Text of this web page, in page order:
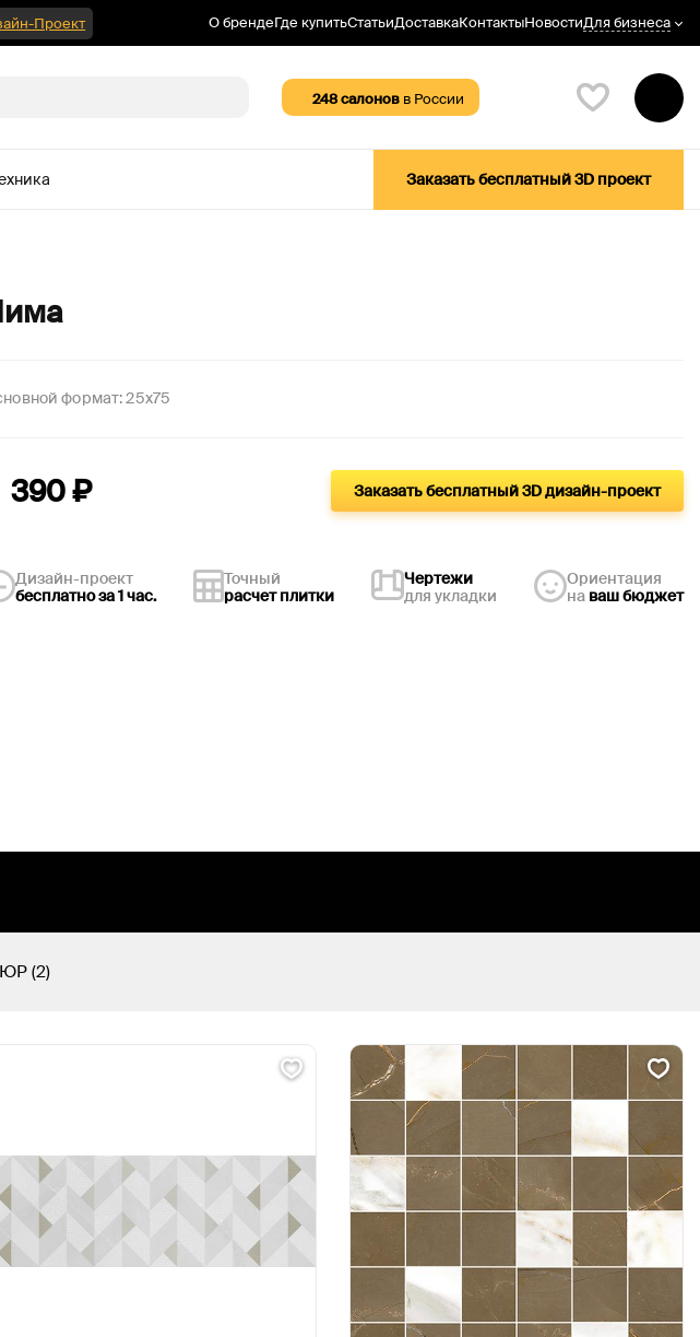
Проект О брендеГде купитьСтатьиДоставкаКонтактыНовостиДля бизнеса
248салонов в России
Заказать бесплатный 3D проект
формат:25x75
390₽ Заказать бесплатный 3D дизайн-проект
Дизайн-проект
бесплатно за 1 час.
Точный
расчет плитки
Чертежи
для укладки
Ориентация
на ваш бюджет
(2)